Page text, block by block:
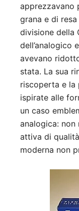
apprezzavano
grana e di
divisione della
dell’analogico
avevano
stata. La sua
riscoperta e la
ispirate alle
un caso
analogica: non
attiva di
moderna non